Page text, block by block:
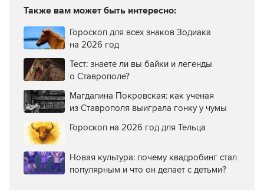
Также вам может быть интересно:
Гороскоп для всех знаков Зодиака
на 2026 год
Тест: знаете ли вы байки и легенды
о Ставрополе?
Магдалина Покровская: как ученая
из Ставрополя выиграла гонку у чумы
Гороскоп на 2026 год для Тельца
Новая культура: почему квадробинг стал
популярным и что он делает с детьми?